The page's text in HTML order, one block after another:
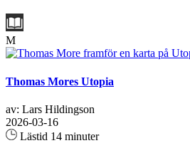
M
Thomas Mores Utopia
av: Lars Hildingson
2026-03-16
Lästid 14 minuter